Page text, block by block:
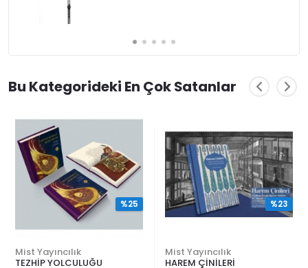
Bu Kategorideki En Çok Satanlar
Mist Yayıncılık
TEZHİP YOLCULUĞU
%25
Mist Yayıncılık
HAREM ÇİNİLERİ
%23